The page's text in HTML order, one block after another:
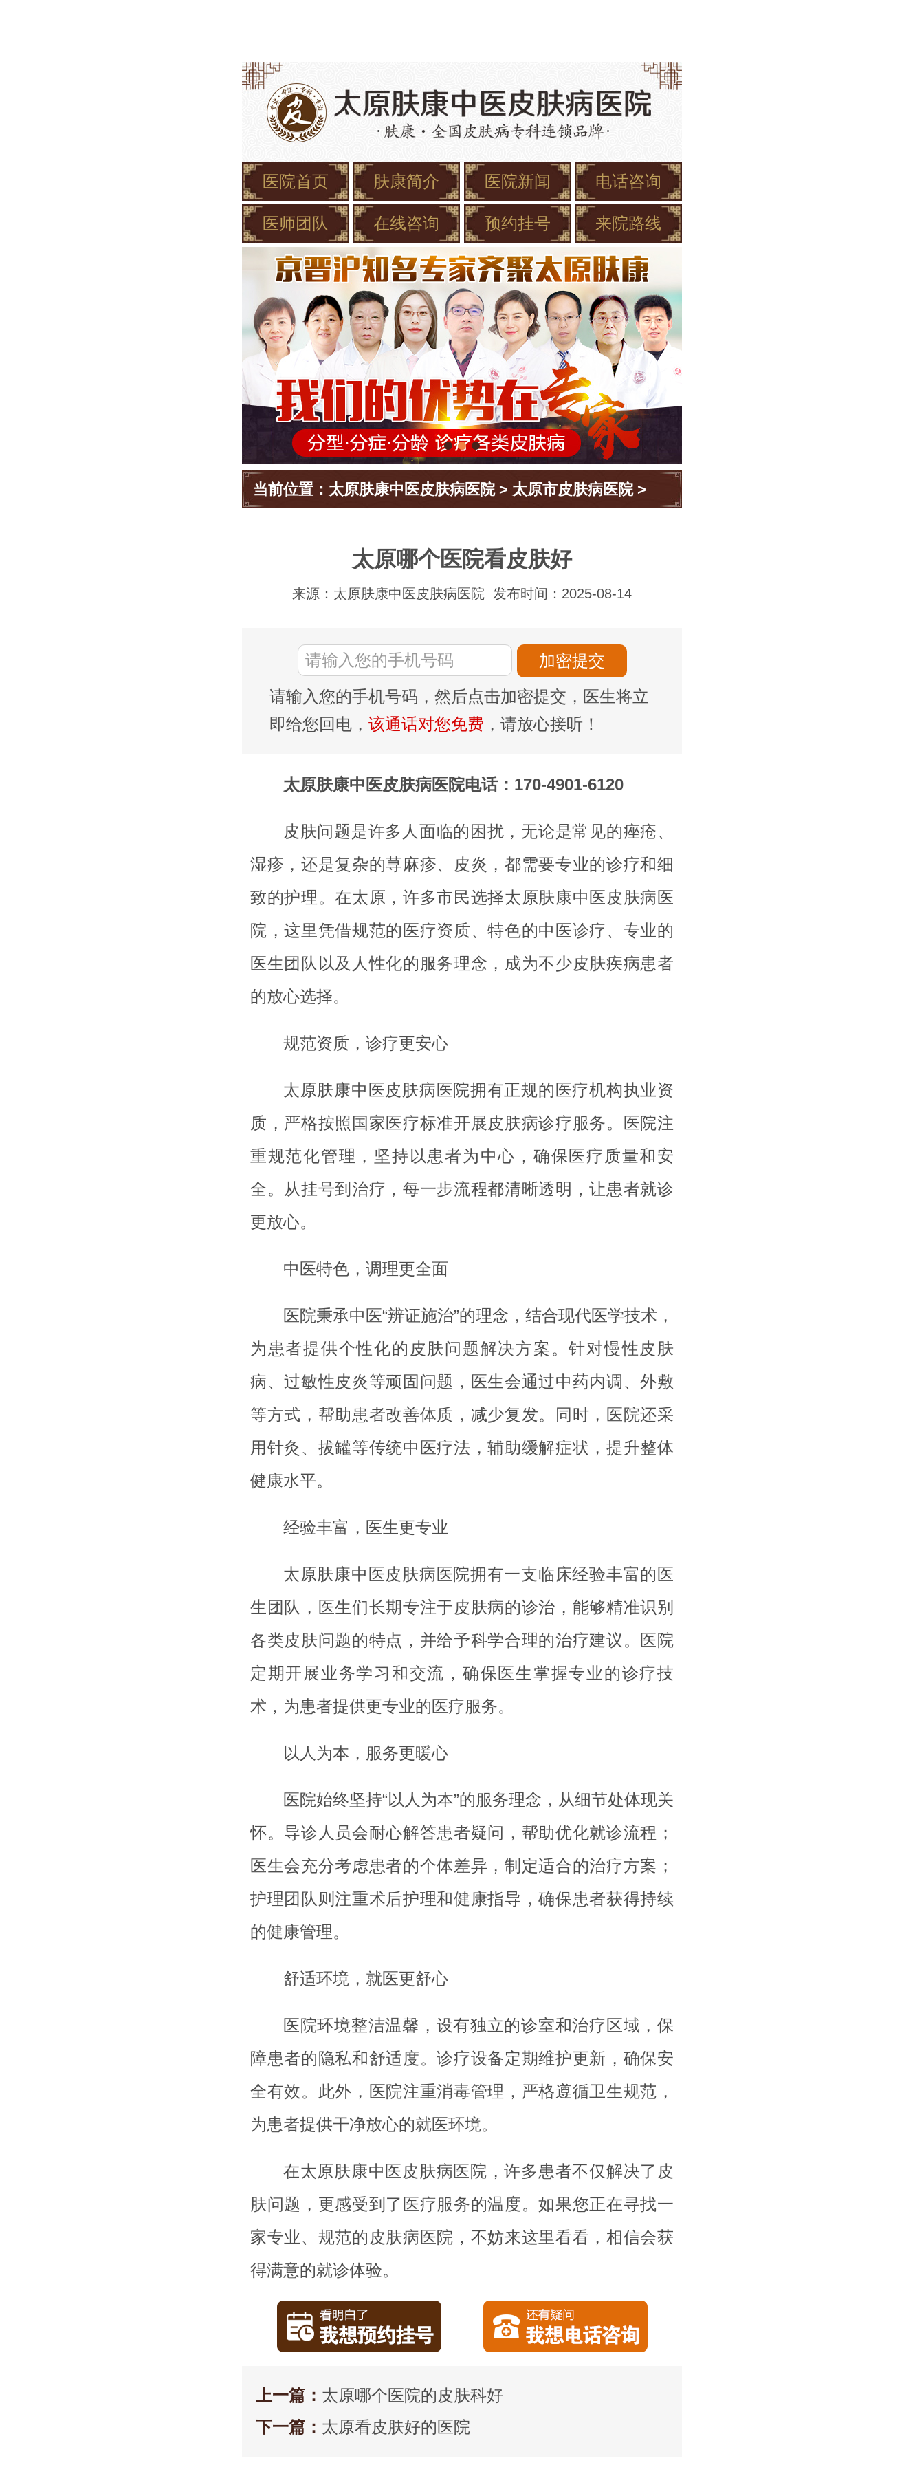
医院首页 肤康简介 医院新闻 电话咨询
医师团队 在线咨询 预约挂号 来院路线
当前位置： 太原肤康中医皮肤病医院> 太原市皮肤病医院>
太原哪个医院看皮肤好
来源：太原肤康中医皮肤病医院 发布时间：2025-08-14
请输入您的手机号码，然后点击加密提交，医生将立
即给您回电， 该通话对您免费 ，请放心接听！
太原肤康中医皮肤病医院电话：170-4901-6120
皮肤问题是许多人面临的困扰，无论是常见的痤疮、
湿疹，还是复杂的荨麻疹、皮炎，都需要专业的诊疗和细
致的护理。在太原，许多市民选择太原肤康中医皮肤病医
院，这里凭借规范的医疗资质、特色的中医诊疗、专业的
医生团队以及人性化的服务理念，成为不少皮肤疾病患者
的放心选择。
规范资质，诊疗更安心
太原肤康中医皮肤病医院拥有正规的医疗机构执业资
质，严格按照国家医疗标准开展皮肤病诊疗服务。医院注
重规范化管理，坚持以患者为中心，确保医疗质量和安
全。从挂号到治疗，每一步流程都清晰透明，让患者就诊
更放心。
中医特色，调理更全面
医院秉承中医“辨证施治”的理念，结合现代医学技术，
为患者提供个性化的皮肤问题解决方案。针对慢性皮肤
病、过敏性皮炎等顽固问题，医生会通过中药内调、外敷
等方式，帮助患者改善体质，减少复发。同时，医院还采
用针灸、拔罐等传统中医疗法，辅助缓解症状，提升整体
健康水平。
经验丰富，医生更专业
太原肤康中医皮肤病医院拥有一支临床经验丰富的医
生团队，医生们长期专注于皮肤病的诊治，能够精准识别
各类皮肤问题的特点，并给予科学合理的治疗建议。医院
定期开展业务学习和交流，确保医生掌握专业的诊疗技
术，为患者提供更专业的医疗服务。
以人为本，服务更暖心
医院始终坚持“以人为本”的服务理念，从细节处体现关
怀。导诊人员会耐心解答患者疑问，帮助优化就诊流程；
医生会充分考虑患者的个体差异，制定适合的治疗方案；
护理团队则注重术后护理和健康指导，确保患者获得持续
的健康管理。
舒适环境，就医更舒心
医院环境整洁温馨，设有独立的诊室和治疗区域，保
障患者的隐私和舒适度。诊疗设备定期维护更新，确保安
全有效。此外，医院注重消毒管理，严格遵循卫生规范，
为患者提供干净放心的就医环境。
在太原肤康中医皮肤病医院，许多患者不仅解决了皮
肤问题，更感受到了医疗服务的温度。如果您正在寻找一
家专业、规范的皮肤病医院，不妨来这里看看，相信会获
得满意的就诊体验。
上一篇： 太原哪个医院的皮肤科好
下一篇： 太原看皮肤好的医院